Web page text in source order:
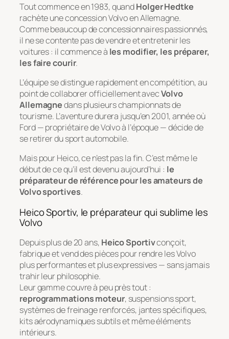
Tout commence en 1983, quandHolger Hedtke
rachète une concession Volvo en Allemagne.
Comme beaucoup de concessionnaires passionnés,
il ne se contente pas de vendre et entretenir les
voitures : il commence à les modifier, les préparer,
les faire courir.
L’équipe se distingue rapidement en compétition, au
point de collaborer officiellement avecVolvo
Allemagnedans plusieurs championnats de
tourisme. L’aventure durera jusqu’en 2001, année où
Ford — propriétaire de Volvo à l’époque — décide de
se retirer du sport automobile.
Mais pour Heico, ce n’est pas la fin. C’est même le
début de ce qu’il est devenu aujourd’hui : le
préparateur de référence pour les amateurs de
Volvo sportives.
Heico Sportiv, le préparateur qui sublime les
Volvo
Depuis plus de 20 ans, Heico Sportivconçoit,
fabrique et vend des pièces pour rendre les Volvo
plus performantes et plus expressives — sans jamais
trahir leur philosophie.
Leur gamme couvre à peu près tout :
reprogrammations moteur, suspensions sport,
systèmes de freinage renforcés, jantes spécifiques,
kits aérodynamiques subtils et même éléments
intérieurs.